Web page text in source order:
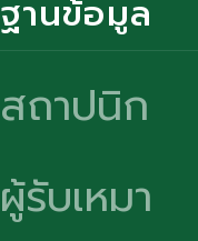
ฐานข้อมูล
สถาปนิก
ผู้รับเหมา